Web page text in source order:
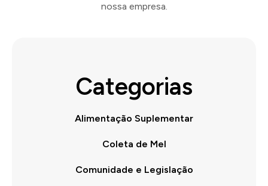
nossa empresa.
Categorias
Alimentação Suplementar
Coleta de Mel
Comunidade e Legislação